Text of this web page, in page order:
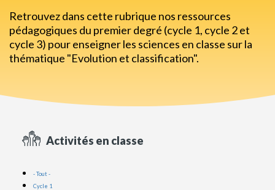
Retrouvez dans cette rubrique nos ressources
pédagogiques du premier degré (cycle 1, cycle 2 et
cycle 3) pour enseigner les sciences en classe sur la
thématique "Evolution et classification".
Activités en classe
- Tout -
Cycle 1